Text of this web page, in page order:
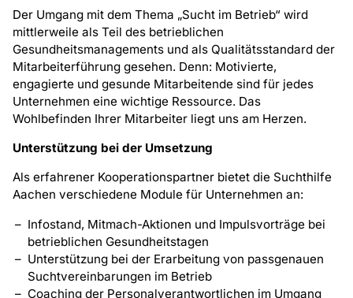
Der Umgang mit dem Thema „Sucht im Betrieb“ wird
mittlerweile als Teil des betrieblichen
Gesundheitsmanagements und als Qualitätsstandard der
Mitarbeiterführung gesehen. Denn: Motivierte,
engagierte und gesunde Mitarbeitende sind für jedes
Unternehmen eine wichtige Ressource. Das
Wohlbefinden Ihrer Mitarbeiter liegt uns am Herzen.
Unterstützung bei der Umsetzung
Als erfahrener Kooperationspartner bietet die Suchthilfe
Aachen verschiedene Module für Unternehmen an:
Infostand, Mitmach-Aktionen und Impulsvorträge bei
betrieblichen Gesundheitstagen
Unterstützung bei der Erarbeitung von passgenauen
Suchtvereinbarungen im Betrieb
Coaching der Personalverantwortlichen im Umgang